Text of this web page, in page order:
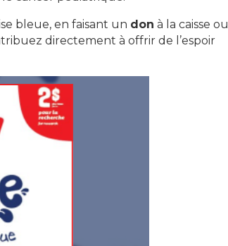
bleue, en faisant un don à la caisse ou
directement à offrir de l’espoir